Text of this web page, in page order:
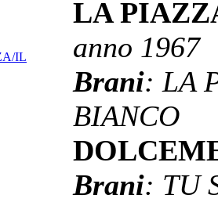
LA
anno 1967
Brani: LA
BIANCO
Brani: TU